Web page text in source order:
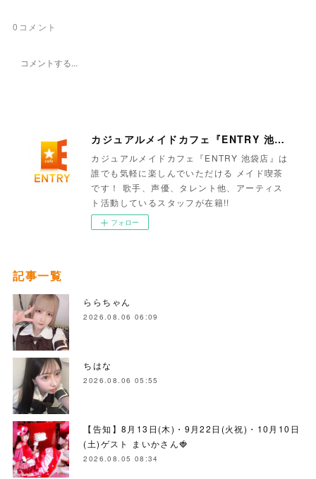
0 コメント
カジュアルメイドカフェ『ENTRY 池袋店』
カジュアルメイドカフェ『ENTRY 池袋店』は
誰でも気軽に楽しんでいただける メイド喫茶
です！ 歌手、声優、タレント他、アーティス
ト活動しているスタッフが在籍!!
フォロー
記事一覧
ららちゃん
2026.08.06 06:09
ちはな
2026.08.06 05:55
【告知】8月13日(木)・9月22日(火祝)・10月10日
(土)ゲスト まいかさん🍓
2026.08.05 08:34